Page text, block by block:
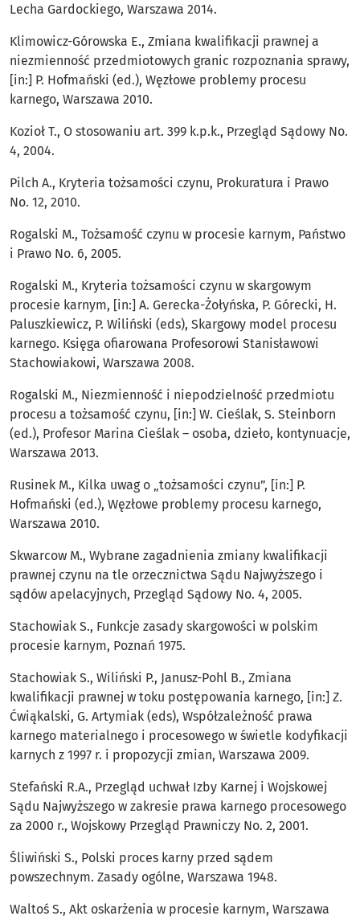
Lecha Gardockiego, Warszawa 2014.
Klimowicz-Górowska E., Zmiana kwalifikacji prawnej a
niezmienność przedmiotowych granic rozpoznania sprawy,
[in:] P. Hofmański (ed.), Węzłowe problemy procesu
karnego, Warszawa 2010.
Kozioł T., O stosowaniu art. 399 k.p.k., Przegląd Sądowy No.
4, 2004.
Pilch A., Kryteria tożsamości czynu, Prokuratura i Prawo
No. 12, 2010.
Rogalski M., Tożsamość czynu w procesie karnym, Państwo
i Prawo No. 6, 2005.
Rogalski M., Kryteria tożsamości czynu w skargowym
procesie karnym, [in:] A. Gerecka-Żołyńska, P. Górecki, H.
Paluszkiewicz, P. Wiliński (eds), Skargowy model procesu
karnego. Księga ofiarowana Profesorowi Stanisławowi
Stachowiakowi, Warszawa 2008.
Rogalski M., Niezmienność i niepodzielność przedmiotu
procesu a tożsamość czynu, [in:] W. Cieślak, S. Steinborn
(ed.), Profesor Marina Cieślak – osoba, dzieło, kontynuacje,
Warszawa 2013.
Rusinek M., Kilka uwag o „tożsamości czynu”, [in:] P.
Hofmański (ed.), Węzłowe problemy procesu karnego,
Warszawa 2010.
Skwarcow M., Wybrane zagadnienia zmiany kwalifikacji
prawnej czynu na tle orzecznictwa Sądu Najwyższego i
sądów apelacyjnych, Przegląd Sądowy No. 4, 2005.
Stachowiak S., Funkcje zasady skargowości w polskim
procesie karnym, Poznań 1975.
Stachowiak S., Wiliński P., Janusz-Pohl B., Zmiana
kwalifikacji prawnej w toku postępowania karnego, [in:] Z.
Ćwiąkalski, G. Artymiak (eds), Współzależność prawa
karnego materialnego i procesowego w świetle kodyfikacji
karnych z 1997 r. i propozycji zmian, Warszawa 2009.
Stefański R.A., Przegląd uchwał Izby Karnej i Wojskowej
Sądu Najwyższego w zakresie prawa karnego procesowego
za 2000 r., Wojskowy Przegląd Prawniczy No. 2, 2001.
Śliwiński S., Polski proces karny przed sądem
powszechnym. Zasady ogólne, Warszawa 1948.
Waltoś S., Akt oskarżenia w procesie karnym, Warszawa